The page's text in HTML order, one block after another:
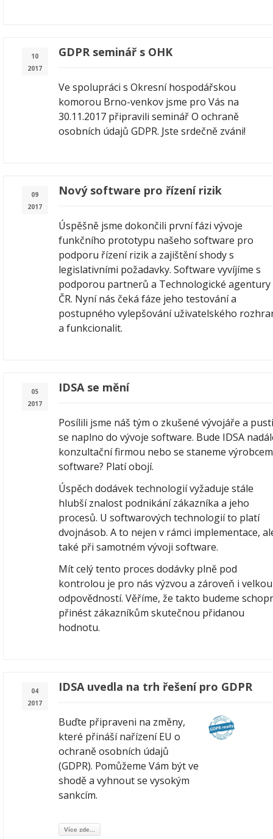
10
2017
GDPR seminář s OHK
Ve spolupráci s Okresní hospodářskou
komorou Brno-venkov jsme pro Vás na
30.11.2017 připravili seminář O ochraně
osobních údajů GDPR. Jste srdečně zváni!
09
2017
Nový software pro řízení rizik
Úspěšně jsme dokončili první fázi vývoje
funkčního prototypu našeho software pro
podporu řízení rizik a zajištění shody s
legislativními požadavky. Software vyvíjíme s
podporou partnerů a Technologické agentury
ČR. Nyní nás čeká fáze jeho testování a
postupného vylepšování uživatelského
a funkcionalit.
05
2017
IDSA se mění
Posílili jsme náš tým o zkušené vývojáře a
se naplno do vývoje software. Bude IDSA
konzultační firmou nebo se staneme výrobcem
software? Platí obojí.
Úspěch dodávek technologií vyžaduje stále
hlubší znalost podnikání zákazníka a jeho
procesů. U softwarových technologií to platí
dvojnásob. A to nejen v rámci implementace,
také při samotném vývoji software.
Mít celý tento proces dodávky plně pod
kontrolou je pro nás výzvou a zároveň i velkou
odpovědností. Věříme, že takto budeme
přinést zákazníkům skutečnou přidanou
hodnotu.
04
2017
IDSA uvedla na trh řešení pro GDPR
Buďte připraveni na změny,
které přináší nařízení EU o
ochraně osobních údajů
(GDPR). Pomůžeme Vám být ve
shodě a vyhnout se vysokým
sankcím.
Více zde...